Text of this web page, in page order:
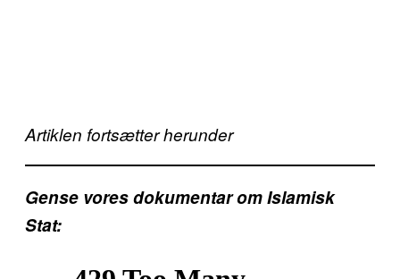
Artiklen fortsætter herunder
Gense vores dokumentar om Islamisk
Stat: